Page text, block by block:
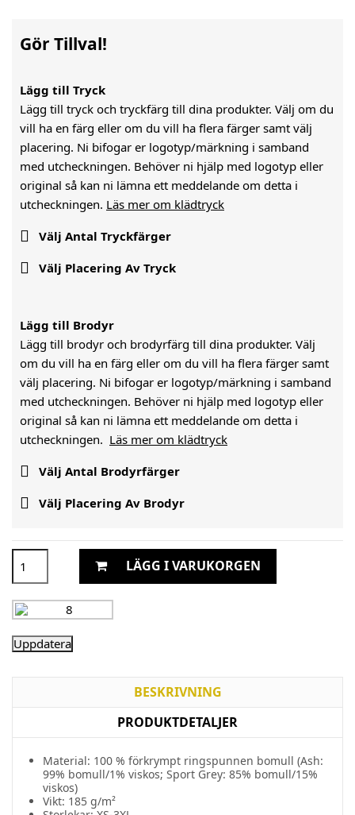
Gör Tillval!
Lägg till Tryck
Lägg till tryck och tryckfärg till dina produkter. Välj om du
vill ha en färg eller om du vill ha flera färger samt välj
placering. Ni bifogar er logotyp/märkning i samband
med utcheckningen. Behöver ni hjälp med logotyp eller
original så kan ni lämna ett meddelande om detta i
utcheckningen. Läs mer om klädtryck
 Välj Antal Tryckfärger
 Välj Placering Av Tryck
Lägg till Brodyr
Lägg till brodyr och brodyrfärg till dina produkter. Välj
om du vill ha en färg eller om du vill ha flera färger samt
välj placering. Ni bifogar er logotyp/märkning i samband
med utcheckningen. Behöver ni hjälp med logotyp eller
original så kan ni lämna ett meddelande om detta i
utcheckningen. Läs mer om klädtryck
 Välj Antal Brodyrfärger
 Välj Placering Av Brodyr
LÄGG I VARUKORGEN
BESKRIVNING
PRODUKTDETALJER
Material: 100 % förkrympt ringspunnen bomull (Ash:
99% bomull/1% viskos; Sport Grey: 85% bomull/15%
viskos)
Vikt: 185 g/m²